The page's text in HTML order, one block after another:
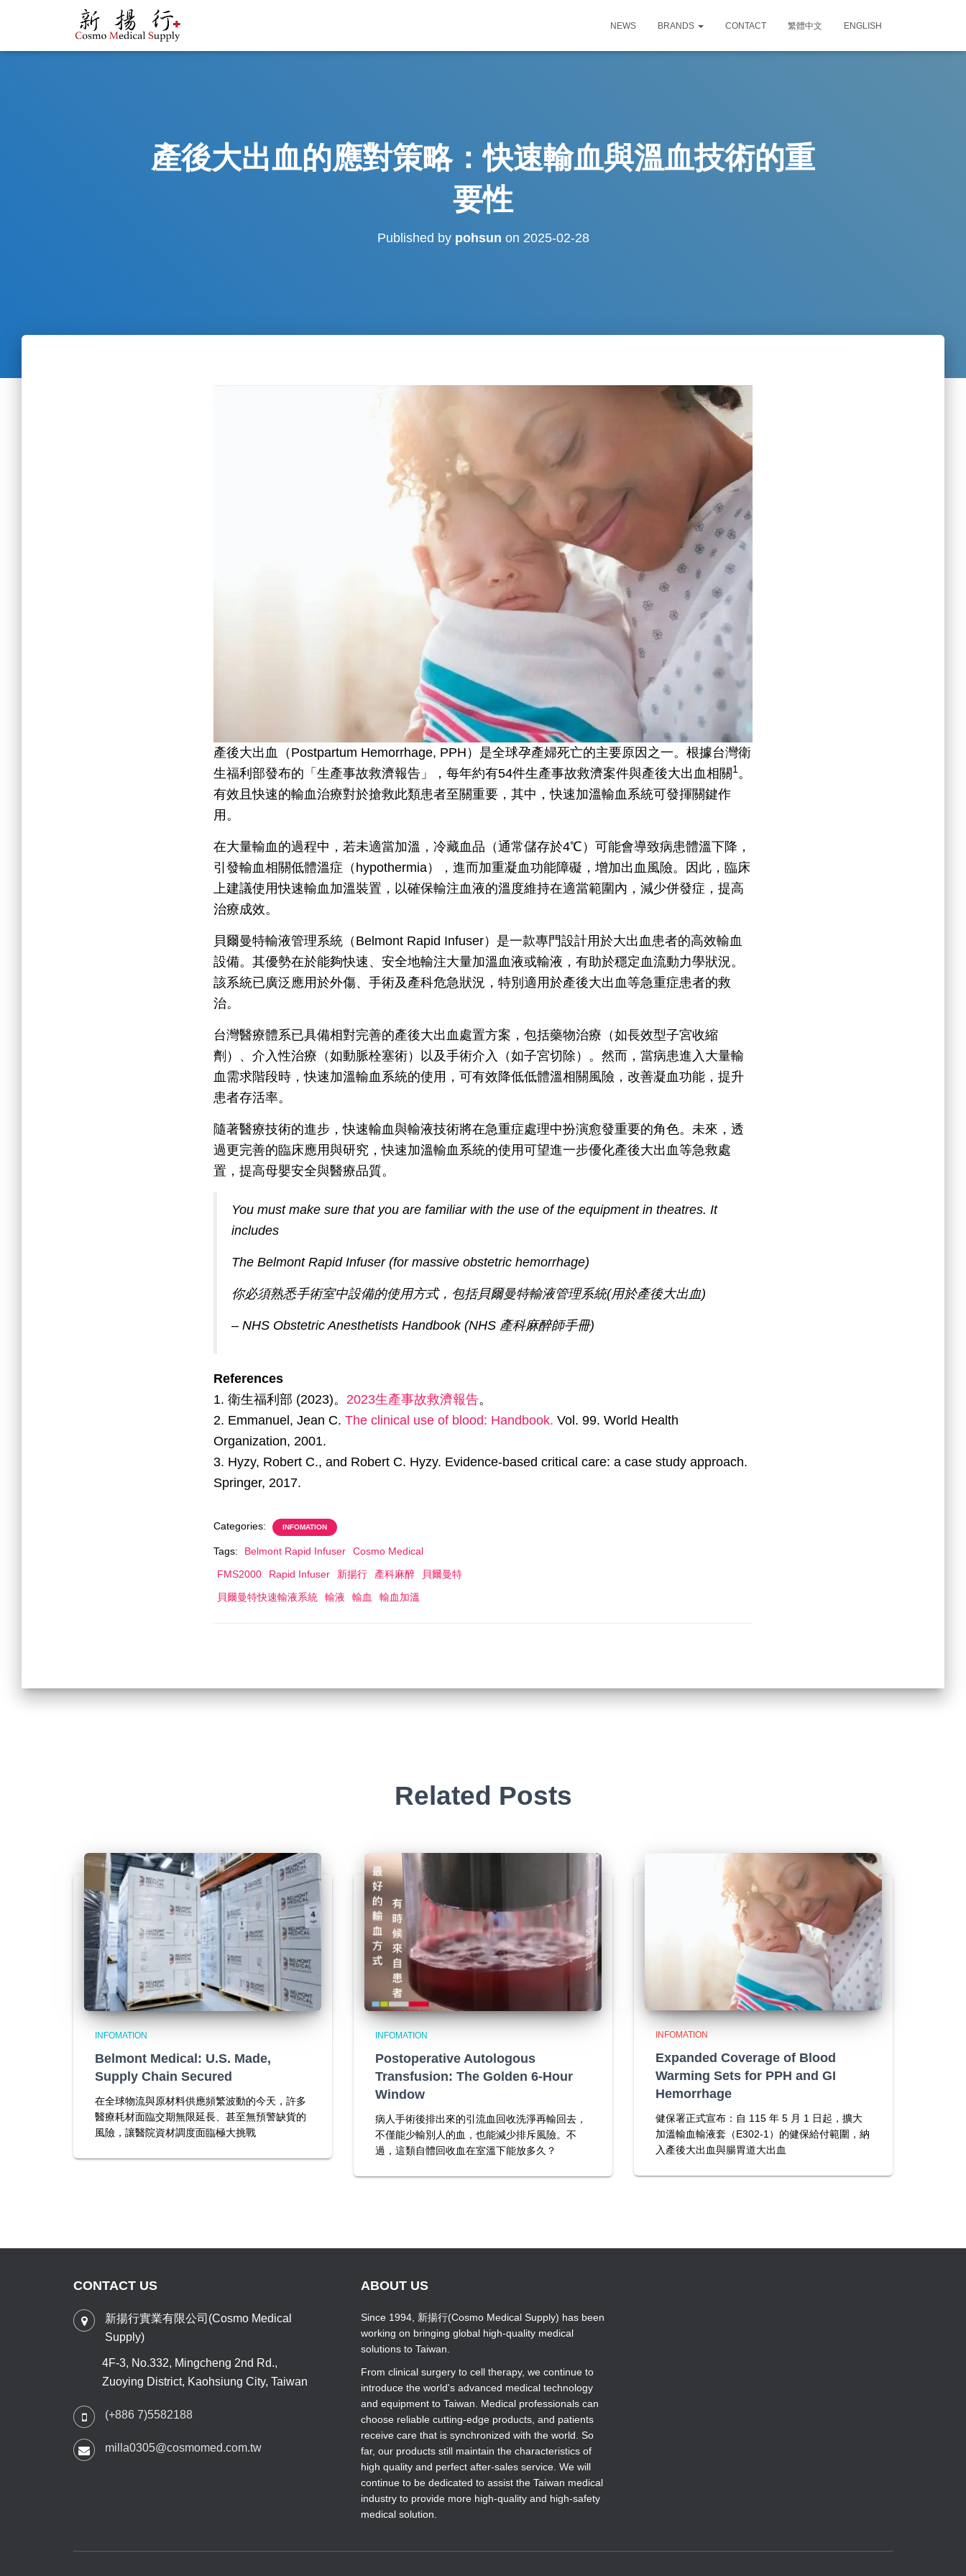
NEWS BRANDS CONTACT 繁體中文 ENGLISH
產後大出血的應對策略：快速輸血與溫血技術的重
要性
Published by pohsun on 2025-02-28
產後大出血（Postpartum Hemorrhage, PPH）是全球孕產婦死亡的主要原因之一。根據台灣衛
生福利部發布的「生產事故救濟報告」，每年約有54件生產事故救濟案件與產後大出血相關 1。
有效且快速的輸血治療對於搶救此類患者至關重要，其中，快速加溫輸血系統可發揮關鍵作
用。
在大量輸血的過程中，若未適當加溫，冷藏血品（通常儲存於4℃）可能會導致病患體溫下降，
引發輸血相關低體溫症（hypothermia），進而加重凝血功能障礙，增加出血風險。因此，臨床
上建議使用快速輸血加溫裝置，以確保輸注血液的溫度維持在適當範圍內，減少併發症，提高
治療成效。
貝爾曼特輸液管理系統（Belmont Rapid Infuser）是一款專門設計用於大出血患者的高效輸血
設備。其優勢在於能夠快速、安全地輸注大量加溫血液或輸液，有助於穩定血流動力學狀況。
該系統已廣泛應用於外傷、手術及產科危急狀況，特別適用於產後大出血等急重症患者的救
治。
台灣醫療體系已具備相對完善的產後大出血處置方案，包括藥物治療（如長效型子宮收縮
劑）、介入性治療（如動脈栓塞術）以及手術介入（如子宮切除）。然而，當病患進入大量輸
血需求階段時，快速加溫輸血系統的使用，可有效降低低體溫相關風險，改善凝血功能，提升
患者存活率。
隨著醫療技術的進步，快速輸血與輸液技術將在急重症處理中扮演愈發重要的角色。未來，透
過更完善的臨床應用與研究，快速加溫輸血系統的使用可望進一步優化產後大出血等急救處
置，提高母嬰安全與醫療品質。
You must make sure that you are familiar with the use of the equipment in theatres. It
includes
The Belmont Rapid Infuser (for massive obstetric hemorrhage)
你必須熟悉手術室中設備的使用方式，包括貝爾曼特輸液管理系統(用於產後大出血)
– NHS Obstetric Anesthetists Handbook (NHS 產科麻醉師手冊)
References
1. 衛生福利部 (2023)。 2023生產事故救濟報告。
2. Emmanuel, Jean C. The clinical use of blood: Handbook. Vol. 99. World Health
Organization, 2001.
3. Hyzy, Robert C., and Robert C. Hyzy. Evidence-based critical care: a case study approach.
Springer, 2017.
Categories: INFOMATION
Tags: Belmont Rapid Infuser
Cosmo Medical
FMS2000
Rapid Infuser 新揚行 產科麻醉
貝爾曼特
貝爾曼特快速輸液系統
輸液 輸血 輸血加溫
Related Posts
INFOMATION
Belmont Medical: U.S. Made,
Supply Chain Secured
在全球物流與原材料供應頻繁波動的今天，許多
醫療耗材面臨交期無限延長、甚至無預警缺貨的
風險，讓醫院資材調度面臨極大挑戰
INFOMATION
Postoperative Autologous
Transfusion: The Golden 6-Hour
Window
病人手術後排出來的引流血回收洗淨再輸回去，
不僅能少輸別人的血，也能減少排斥風險。不
過，這類自體回收血在室溫下能放多久？
INFOMATION
Expanded Coverage of Blood
Warming Sets for PPH and GI
Hemorrhage
健保署正式宣布：自 115 年 5 月 1 日起，擴大
加溫輸血輸液套（E302-1）的健保給付範圍，納
入產後大出血與腸胃道大出血
CONTACT US
新揚行實業有限公司(Cosmo Medical
Supply)
4F-3, No.332, Mingcheng 2nd Rd.,
Zuoying District, Kaohsiung City, Taiwan
(+886 7)5582188
milla0305@cosmomed.com.tw
ABOUT US
Since 1994, 新揚行(Cosmo Medical Supply) has been
working on bringing global high-quality medical
solutions to Taiwan.
From clinical surgery to cell therapy, we continue to
introduce the world's advanced medical technology
and equipment to Taiwan. Medical professionals can
choose reliable cutting-edge products, and patients
receive care that is synchronized with the world. So
far, our products still maintain the characteristics of
high quality and perfect after-sales service. We will
continue to be dedicated to assist the Taiwan medical
industry to provide more high-quality and high-safety
medical solution.